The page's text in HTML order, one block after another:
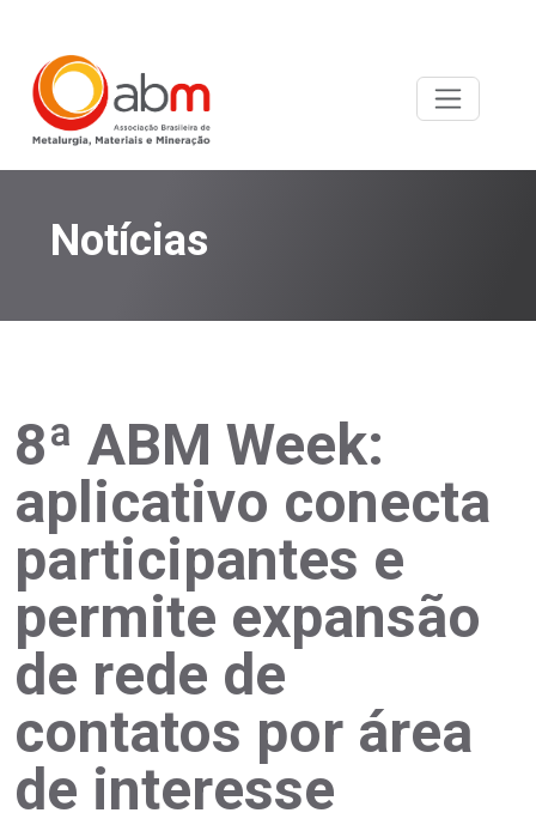
Notícias
8ª ABM Week:
aplicativo conecta
participantes e
permite expansão
de rede de
contatos por área
de interesse